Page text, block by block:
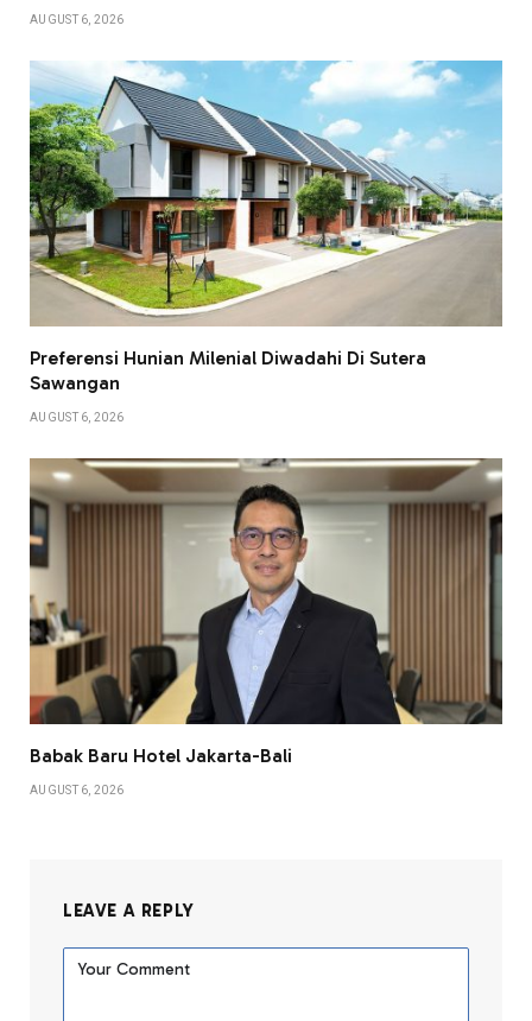
AUGUST 6, 2026
Preferensi Hunian Milenial Diwadahi Di Sutera
Sawangan
AUGUST 6, 2026
Babak Baru Hotel Jakarta-Bali
AUGUST 6, 2026
LEAVE A REPLY